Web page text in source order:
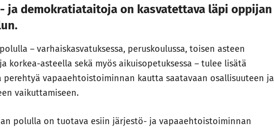
ja demokratiataitoja on kasvatettava läpi oppijan
– varhaiskasvatuksessa, peruskoulussa, toisen asteen
korkea-asteella sekä myös aikuisopetuksessa – tulee lisätä
perehtyä vapaaehtoistoiminnan kautta saatavaan osallisuuteen ja
vaikuttamiseen.
polulla on tuotava esiin järjestö- ja vapaaehtoistoiminnan